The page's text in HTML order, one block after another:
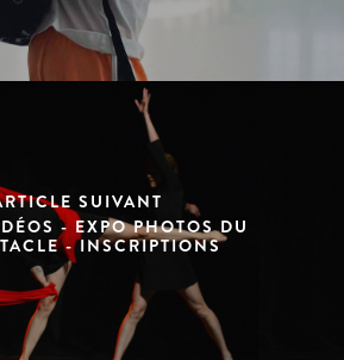
SUIVANT
- EXPO PHOTOS DU
- INSCRIPTIONS